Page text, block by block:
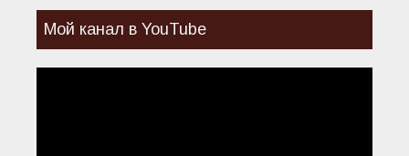
Мой канал в YouTube